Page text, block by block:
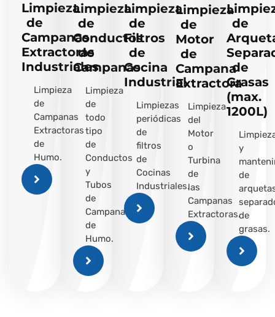
Limpieza
de
Campanas
Extractoras
Industriales
Limpieza
de
Campanas
Extractoras
de
Humo.
Limpieza
de
Conductos
de
Campanas
Limpieza
de
todo
tipo
de
Conductos
y
Tubos
de
Campana
de
Humo.
Limpieza
de
Filtros
de
Cocina
Industrial
Limpiezas
periódicas
de
filtros
de
Cocinas
Industriales.
Limpieza
de
Motor
de
Campana
Extractora
Limpieza
del
Motor
o
Turbina
de
las
Campanas
Extractoras.
de
de
Grasas
(max.
1200L)
y
de
de
grasas.